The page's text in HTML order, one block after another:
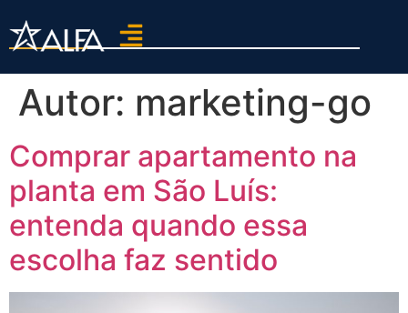
Autor: marketing-go
Comprar apartamento na
planta em São Luís:
entenda quando essa
escolha faz sentido